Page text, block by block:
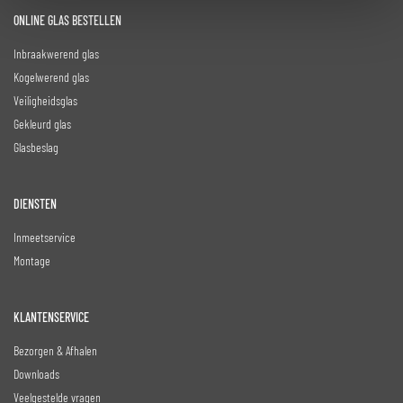
ONLINE GLAS BESTELLEN
Inbraakwerend glas
Kogelwerend glas
Veiligheidsglas
Gekleurd glas
Glasbeslag
DIENSTEN
Inmeetservice
Montage
KLANTENSERVICE
Bezorgen & Afhalen
Downloads
Veelgestelde vragen